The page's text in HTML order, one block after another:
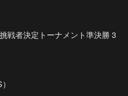
者決定トーナメント準決勝 3